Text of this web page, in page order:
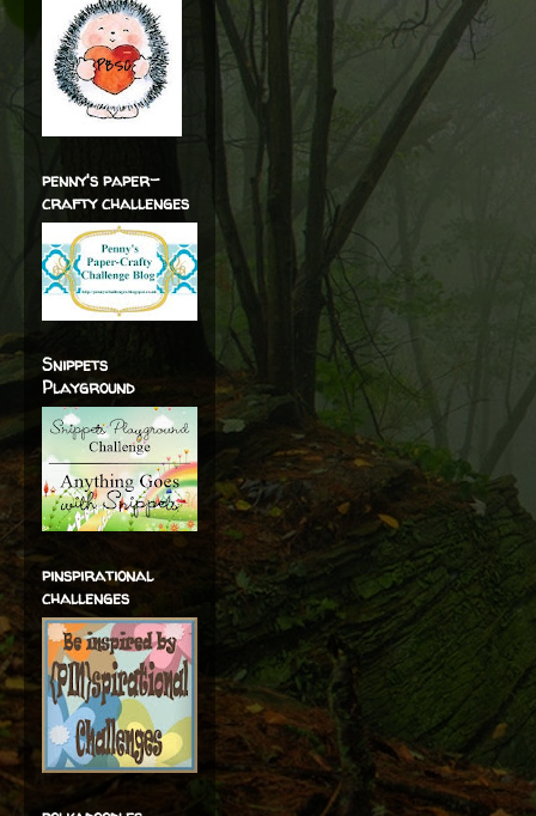
penny's paper-
crafty challenges
Snippets
Playground
pinspirational
challenges